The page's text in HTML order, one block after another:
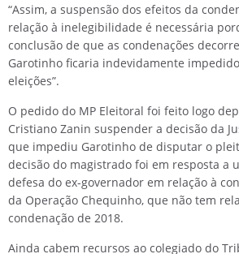
“Assim, a suspensão dos efeitos da
relação à inelegibilidade é necessária
conclusão de que as condenações
Garotinho ficaria indevidamente
eleições”.
O pedido do MP Eleitoral foi feito logo
Cristiano Zanin suspender a decisão da
que impediu Garotinho de disputar o
decisão do magistrado foi em resposta a
defesa do ex-governador em relação à
da Operação Chequinho, que não tem
condenação de 2018.
Ainda cabem recursos ao colegiado do